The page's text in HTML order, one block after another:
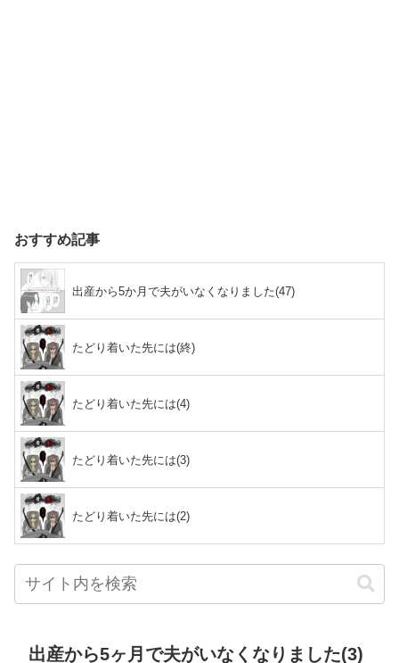
おすすめ記事
出産から5か月で夫がいなくなりました(47)
たどり着いた先には(終)
たどり着いた先には(4)
たどり着いた先には(3)
たどり着いた先には(2)
出産から5ヶ月で夫がいなくなりました(3)